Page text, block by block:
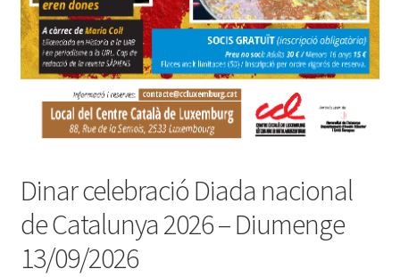
Dinar celebració Diada nacional
de Catalunya 2026 – Diumenge
13/09/2026